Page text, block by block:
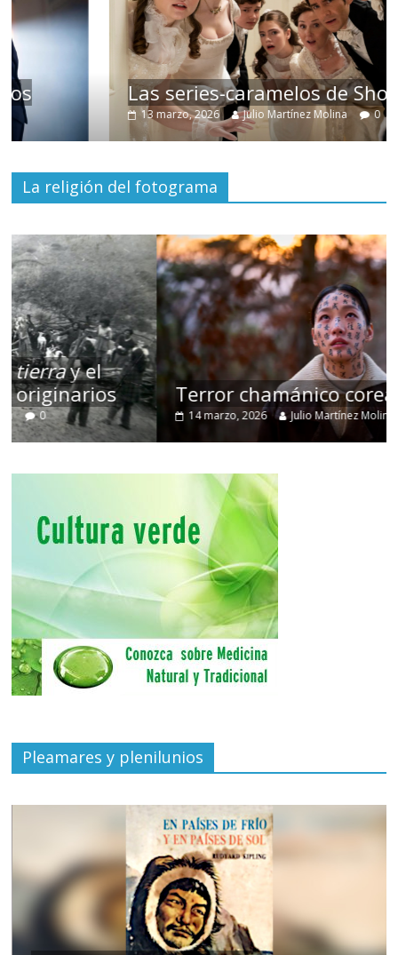
Las series-caramelos de Shondaland
Julio Martínez Molina 0
La religión del fotograma
Terror chamánico coreano
14 marzo, 2026 Julio Martínez Molina 0
Pleamares y plenilunios